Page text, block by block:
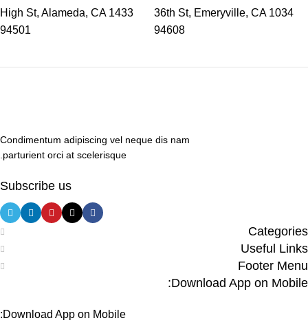
1034 36th St, Emeryville, CA
94608
1433 High St, Alameda, CA
94501
Condimentum adipiscing vel neque dis nam
parturient orci at scelerisque.
Subscribe us
Categories
Useful Links
Footer Menu
Download App on Mobile:
Download App on Mobile: